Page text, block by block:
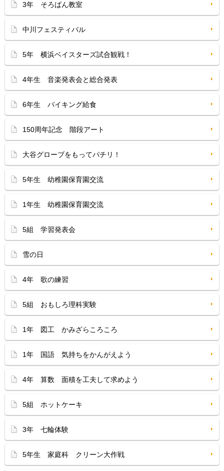
3年 そろばん教室
中川フェスティバル
5年 横浜ベイスターズ試合観戦！
4年生 音楽発表会と総合発表
6年生 バイキング給食
150周年記念 階段アート
大谷グローブをもってパチリ！
5年生 幼稚園保育園交流
1年生 幼稚園保育園交流
5組 学習発表会
雪の日
4年 歌の練習
5組 おもしろ理科実験
1年 図工 かみざらころころ
1年 国語 気持ちをかんがえよう
4年 算数 面積を工夫して求めよう
5組 ホットケーキ
3年 七輪体験
5年生 家庭科 クリーン大作戦